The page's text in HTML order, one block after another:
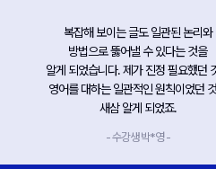
V 올인원은 안정적인 영어 독해 실력을
가져다주는 수업이다. 일 년 동안
귀에 딱지가 앉을 정도로 일관되게
수업해 주셔서 감사하다.
- 수강생 윤*윤 -